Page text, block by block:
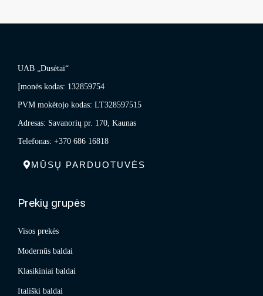
UAB „Dusėtai“
Įmonės kodas: 132859754
PVM mokėtojo kodas: LT328597515
Adresas: Savanorių pr. 170, Kaunas
Telefonas: +370 686 16818
MŪSŲ PARDUOTUVĖS
Prekių grupės
Visos prekės
Modernūs baldai
Klasikiniai baldai
Itališki baldai